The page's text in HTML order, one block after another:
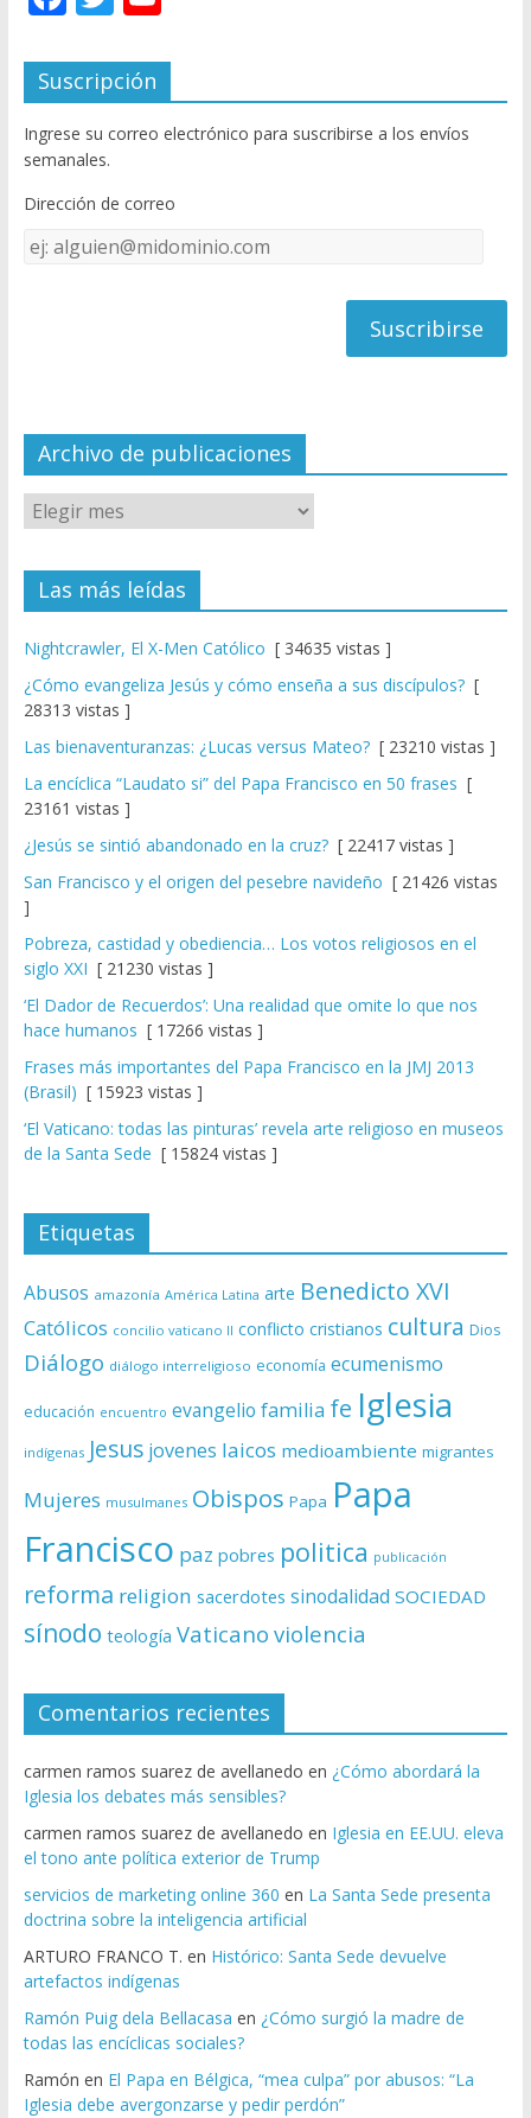
e
b
o
o
k
itt
er
u
T
u
e
C
el
Suscripción
Ingrese su correo electrónico para suscribirse a los envíos
semanales.
Dirección de correo
Dirección
Archivo de publicaciones
Las más leídas
Nightcrawler, El X-Men Católico [ 34635 vistas ]
¿Cómo evangeliza Jesús y cómo enseña a sus discípulos?[
28313 vistas ]
Las bienaventuranzas: ¿Lucas versus Mateo?[ 23210 vistas ]
La encíclica “Laudato si” del Papa Francisco en 50 frases [
23161 vistas ]
¿Jesús se sintió abandonado en la cruz?[ 22417 vistas ]
San Francisco y el origen del pesebre navideño [ 21426 vistas
]
Pobreza, castidad y obediencia… Los votos religiosos en el
siglo XXI [ 21230 vistas ]
‘El Dador de Recuerdos’: Una realidad que omite lo que nos
hace humanos [ 17266 vistas ]
Frases más importantes del Papa Francisco en la JMJ 2013
(Brasil) [ 15923 vistas ]
‘El Vaticano: todas las pinturas’ revela arte religioso en museos
de la Santa Sede [ 15824 vistas ]
Etiquetas
Abusos amazonía América Latina arte Benedicto XVI
Católicos concilio vaticano II conflicto cristianos cultura Dios
Diálogo diálogo interreligioso economía ecumenismo
educación encuentro evangelio familia fe Iglesia
indígenas Jesus jovenes laicos medioambiente migrantes
Mujeres musulmanes Obispos Papa Papa
Francisco paz pobres politica publicación
reforma religion sacerdotes sinodalidad SOCIEDAD
sínodo teología Vaticano violencia
Comentarios recientes
carmen ramos suarez de avellanedo en ¿Cómo abordará la
Iglesia los debates más sensibles?
carmen ramos suarez de avellanedo en Iglesia en EE.UU. eleva
el tono ante política exterior de Trump
servicios de marketing online 360 en La Santa Sede presenta
doctrina sobre la inteligencia artificial
ARTURO FRANCO T. en Histórico: Santa Sede devuelve
artefactos indígenas
Ramón Puig dela Bellacasa en ¿Cómo surgió la madre de
todas las encíclicas sociales?
Ramón en El Papa en Bélgica, “mea culpa” por abusos: “La
Iglesia debe avergonzarse y pedir perdón”